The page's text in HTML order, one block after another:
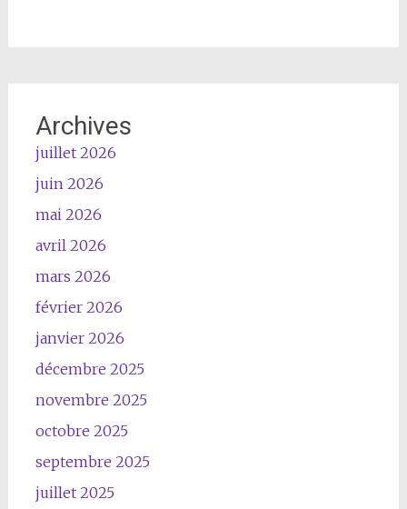
Archives
juillet 2026
juin 2026
mai 2026
avril 2026
mars 2026
février 2026
janvier 2026
décembre 2025
novembre 2025
octobre 2025
septembre 2025
juillet 2025